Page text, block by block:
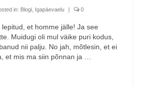
in: Blogi Igapäevaelu | 0
et homme jälle! Ja see
Muidugi oli mul väike puri kodus,
nii palju. No jah, mõtlesin, et ei
et mis ma siin põnnan ja …